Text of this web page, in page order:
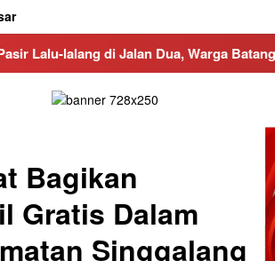
Dua, Warga Batangtoru Dan
Bagikan
Gratis Dalam
Singgalang